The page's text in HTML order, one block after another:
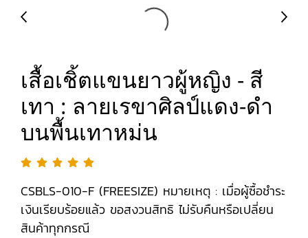
เสื้อเชิ้ตแขนยาวผู้หญิง - สี
เทา : ลายเรขาศิลป์แดง-ดำ
บนพื้นเทาหม่น
CSBLS-010-F (FREESIZE) หมายเหตุ : เมื่อผู้ซื้อชำระ
เงินเรียบร้อยแล้ว ขอสงวนสิทธิ ไม่รับคืนหรือเปลี่ยน
สินค้าทุกกรณี